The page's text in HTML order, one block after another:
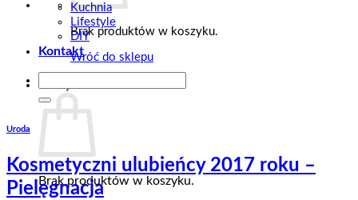
Brak produktów w koszyku.
Wróć do sklepu
Koszyk
Brak produktów w koszyku.
Kuchnia
Lifestyle
DIY
Kontakt
Uroda
Kosmetyczni ulubieńcy 2017 roku –
Pielęgnacja